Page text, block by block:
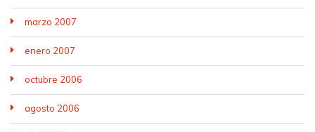
marzo 2007
enero 2007
octubre 2006
agosto 2006